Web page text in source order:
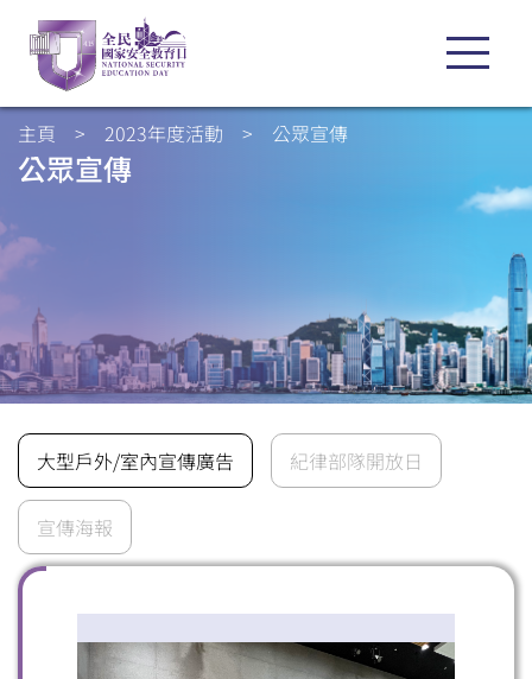
主頁 > 2023年度活動 > 公眾宣傳
公眾宣傳
大型戶外/室內宣傳廣告 紀律部隊開放日
宣傳海報